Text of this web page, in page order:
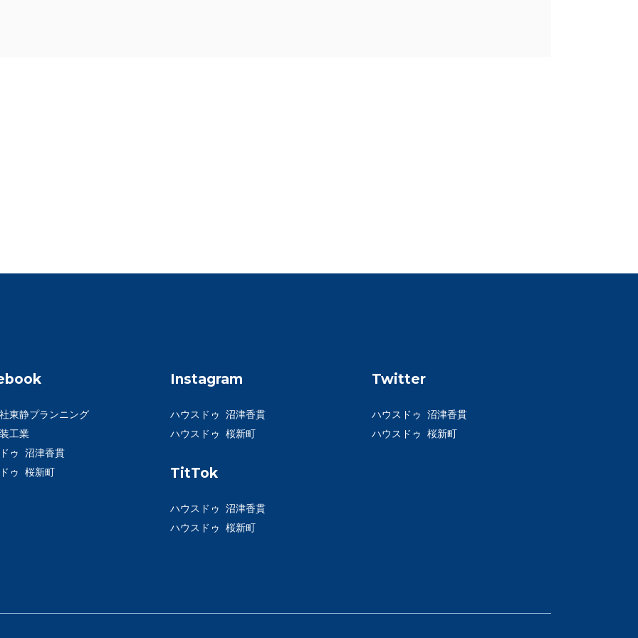
東静プランニング
工業
ゥ 沼津香貫
ゥ 桜新町
Instagram
ハウスドゥ 沼津香貫
ハウスドゥ 桜新町
TitTok
ハウスドゥ 沼津香貫
ハウスドゥ 桜新町
Twitter
ハウスドゥ 沼津香貫
ハウスドゥ 桜新町